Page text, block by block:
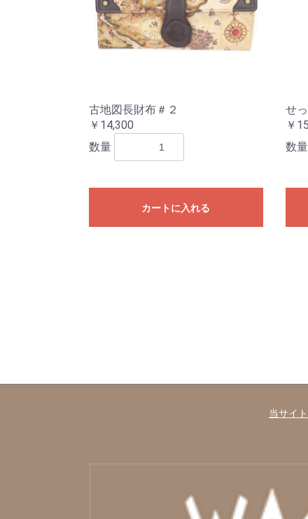
古地図長財布＃２
￥14,300
数量
カートに入れる
せ
￥
数量
当サイ